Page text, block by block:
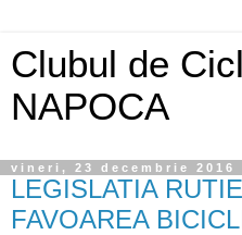
Clubul de
NAPOCA
vineri, 23 decembrie 2016
LEGISLATIA
FAVOAREA